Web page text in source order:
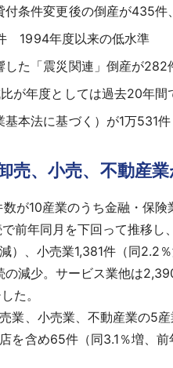
付条件変更後の倒産が435件
1994年度以来の低水準
した「震災関連」倒産が
が年度としては過去20年間
基本法に基づく）が1万531
、小売、不動産
が10産業のうち金融・保
前年同月を下回って推移し
）、小売業1,381件（同2.2
減少。サービス業他は
た。
業、小売業、不動産業の5
を含め65件（同3.1％増、